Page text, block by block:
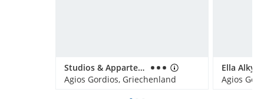
Studios & Appartements Belvedere
Agios Gordios, Griechenland
Ella
Agios